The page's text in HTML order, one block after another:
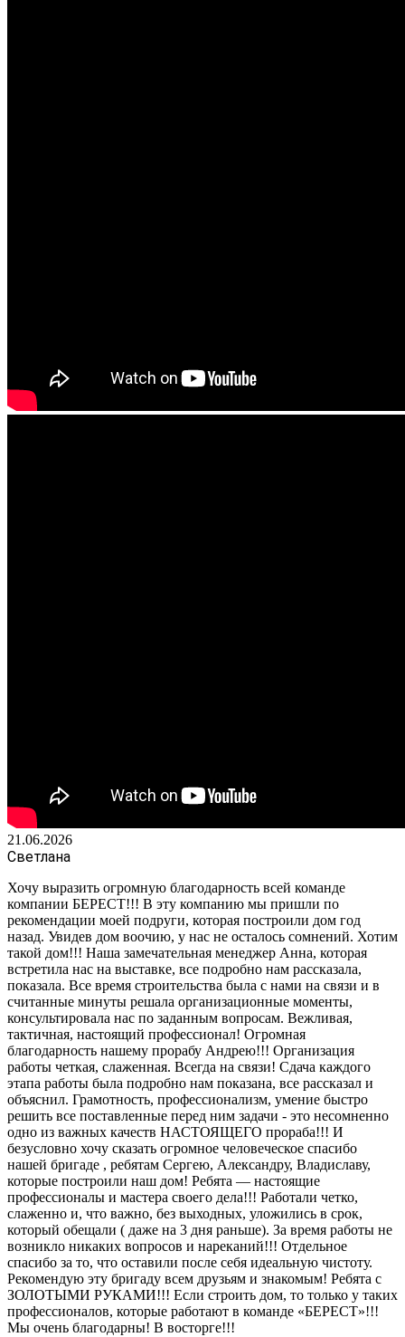
21.06.2026
Светлана
Хочу выразить огромную благодарность всей команде
компании БЕРЕСТ!!! В эту компанию мы пришли по
рекомендации моей подруги, которая построили дом год
назад. Увидев дом воочию, у нас не осталось сомнений. Хотим
такой дом!!! Наша замечательная менеджер Анна, которая
встретила нас на выставке, все подробно нам рассказала,
показала. Все время строительства была с нами на связи и в
считанные минуты решала организационные моменты,
консультировала нас по заданным вопросам. Вежливая,
тактичная, настоящий профессионал! Огромная
благодарность нашему прорабу Андрею!!! Организация
работы четкая, слаженная. Всегда на связи! Сдача каждого
этапа работы была подробно нам показана, все рассказал и
объяснил. Грамотность, профессионализм, умение быстро
решить все поставленные перед ним задачи - это несомненно
одно из важных качеств НАСТОЯЩЕГО прораба!!! И
безусловно хочу сказать огромное человеческое спасибо
нашей бригаде , ребятам Сергею, Александру, Владиславу,
которые построили наш дом! Ребята — настоящие
профессионалы и мастера своего дела!!! Работали четко,
слаженно и, что важно, без выходных, уложились в срок,
который обещали ( даже на 3 дня раньше). За время работы не
возникло никаких вопросов и нареканий!!! Отдельное
спасибо за то, что оставили после себя идеальную чистоту.
Рекомендую эту бригаду всем друзьям и знакомым! Ребята с
ЗОЛОТЫМИ РУКАМИ!!! Если строить дом, то только у таких
профессионалов, которые работают в команде «БЕРЕСТ»!!!
Мы очень благодарны! В восторге!!!